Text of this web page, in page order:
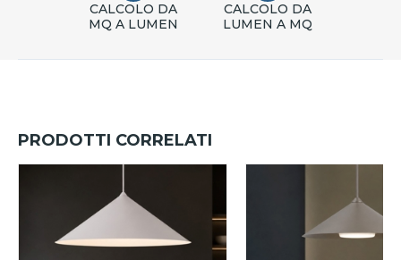
CALCOLO DA
MQ A LUMEN
CALCOLO DA
LUMEN A MQ
PRODOTTI CORRELATI